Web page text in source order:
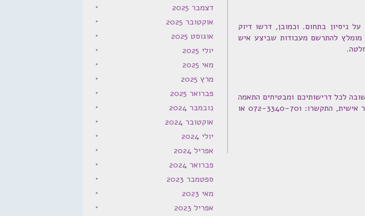
ניסיון בתחום. וכמובן, דרשו דיוק
מומלץ להתרשם מעבודות שביצע איש
לכל דרישותיכם ומבטיחים התאמה
אישית מושלמת לשאיפותיכם בהתאם לאפשרויות. לקבלת הצעת מחיר אישית, התקשרו: 072-3340-701 או
דצמבר 2025
אוקטובר 2025
אוגוסט 2025
יולי 2025
מאי 2025
מרץ 2025
פברואר 2025
נובמבר 2024
אוקטובר 2024
יולי 2024
אפריל 2024
פברואר 2024
ספטמבר 2023
מאי 2023
אפריל 2023